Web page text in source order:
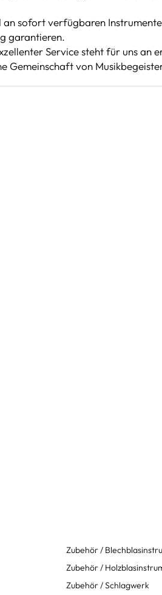
sofort verfügbaren
garantieren.
Service steht für uns an
Gemeinschaft von
Zubehör /
Zubehör /
Zubehör / Schlagwerk